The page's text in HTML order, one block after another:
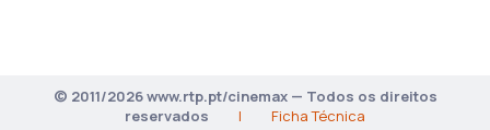
© 2011/2026 www.rtp.pt/cinemax — Todos os direitos
reservados
| Ficha Técnica